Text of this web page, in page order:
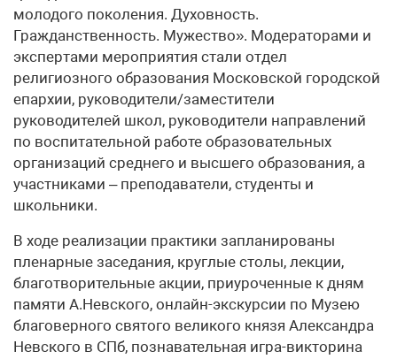
молодого поколения. Духовность.
Гражданственность. Мужество». Модераторами и
экспертами мероприятия стали отдел
религиозного образования Московской городской
епархии, руководители/заместители
руководителей школ, руководители направлений
по воспитательной работе образовательных
организаций среднего и высшего образования, а
участниками – преподаватели, студенты и
школьники.
В ходе реализации практики запланированы
пленарные заседания, круглые столы, лекции,
благотворительные акции, приуроченные к дням
памяти А.Невского, онлайн-экскурсии по Музею
благоверного святого великого князя Александра
Невского в СПб, познавательная игра-викторина